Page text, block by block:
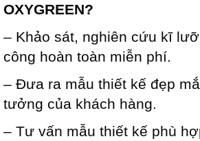
OXYGREEN?
– Khảo sát, nghiên cứu kĩ
công hoàn toàn miễn phí.
– Đưa ra mẫu thiết kế đẹp
tưởng của khách hàng.
– Tư vấn mẫu thiết kế phù